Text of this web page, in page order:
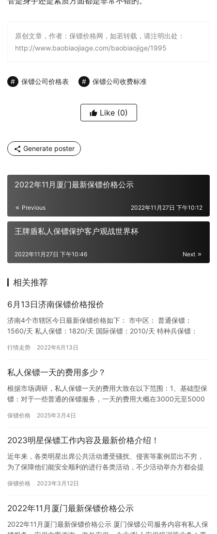
原创文章，作者：保镖价格网，如若转载，请注明出处：
http://www.baobiaojiage.com/baobiaojige/1995
保镖公司价格表 保镖公司收费标准
Like (0)
Generate poster
2022年11月厦门最新保镖价格公示
Previous 2022年11月27日 下午10:12
王牌盾私人保镖保护客户观战世界杯
Next
2022年11月27日 下午10:46
相关推荐
6月13日济南保镖价格报价
济南4个市辖区今日最新保镖价格如下： 市中区： 普通保镖：
1560/天 私人保镖：1820/天 国际保镖：2010/天 特种兵保镖：
行情走势 2022年6月13日
私人保镖一天的费用多少？
根据市场调研，私人保镖一天的费用大致在以下范围：1、基础型保
镖：对于一些普通的保镖服务，一天的费用大概在3000元至5000
保镖价格 2025年3月4日
2023明星保镖工作内容及最新价格介绍！
近年来，各类明星出席公共活动遭受骚扰、侵害等案例层出不穷，
为了保障他们能安全顺利的进行各类活动，不少活动举办方都会提
私，确…
保镖价格 2023年3月12日
2022年11月厦门最新保镖价格公示
2022年11月厦门最新保镖价格公示 厦门保镖公司服务内容有私人保